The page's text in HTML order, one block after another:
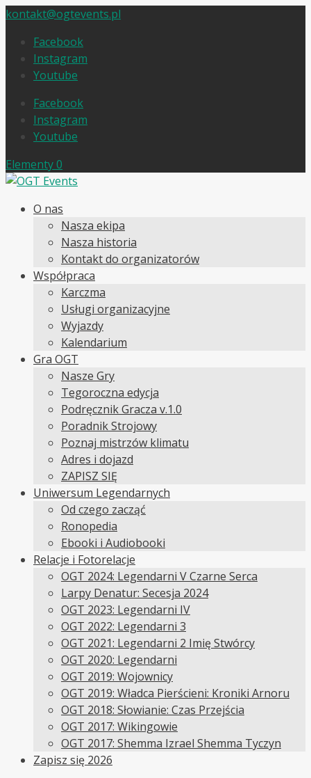
kontakt@ogtevents.pl
Facebook
Instagram
Youtube
Facebook
Instagram
Youtube
Elementy 0
O nas
Nasza ekipa
Nasza historia
Kontakt do organizatorów
Współpraca
Karczma
Usługi organizacyjne
Wyjazdy
Kalendarium
Gra OGT
Nasze Gry
Tegoroczna edycja
Podręcznik Gracza v.1.0
Poradnik Strojowy
Poznaj mistrzów klimatu
Adres i dojazd
ZAPISZ SIĘ
Uniwersum Legendarnych
Od czego zacząć
Ronopedia
Ebooki i Audiobooki
Relacje i Fotorelacje
OGT 2024: Legendarni V Czarne Serca
Larpy Denatur: Secesja 2024
OGT 2023: Legendarni IV
OGT 2022: Legendarni 3
OGT 2021: Legendarni 2 Imię Stwórcy
OGT 2020: Legendarni
OGT 2019: Wojownicy
OGT 2019: Władca Pierścieni: Kroniki Arnoru
OGT 2018: Słowianie: Czas Przejścia
OGT 2017: Wikingowie
OGT 2017: Shemma Izrael Shemma Tyczyn
Zapisz się 2026